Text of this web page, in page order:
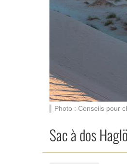
Photo : Conseils pour
Sac à dos